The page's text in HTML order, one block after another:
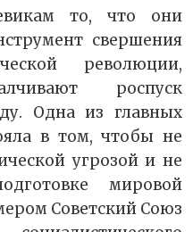
то, что они
свершения
революции,
роспуск
Одна из главных
в том, чтобы не
угрозой и не
мировой
Советский Союз